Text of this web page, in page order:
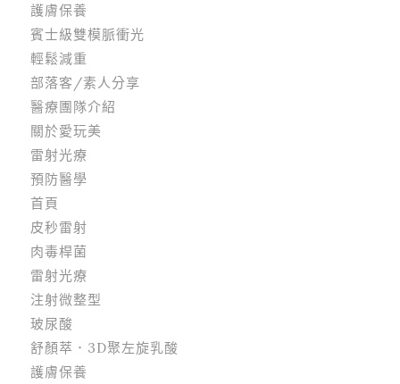
護膚保養
賓士級雙模脈衝光
輕鬆減重
部落客/素人分享
醫療團隊介紹
關於愛玩美
雷射光療
預防醫學
首頁
皮秒雷射
肉毒桿菌
雷射光療
注射微整型
玻尿酸
舒顏萃．3D聚左旋乳酸
護膚保養